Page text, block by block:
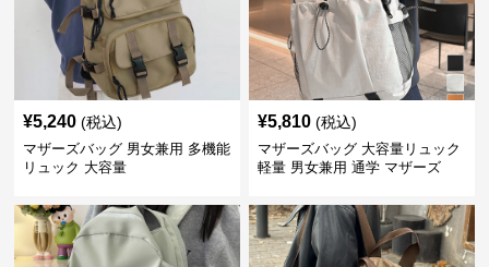
¥5,240 (税込)
マザーズバッグ 男女兼用 多機能
リュック 大容量
¥5,810 (税込)
マザーズバッグ 大容量リュック
軽量 男女兼用 通学 マザーズ